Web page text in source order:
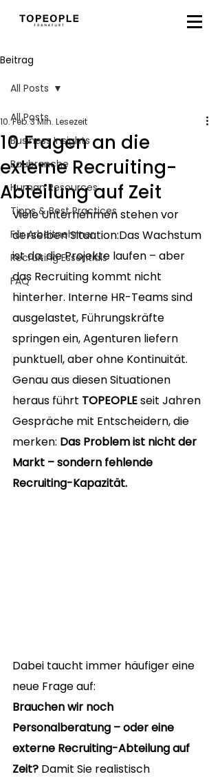
Beitrag
All Posts
Business Insights
Baubranche
Human Resources
Tipps & Best Practices
Für Arbeitnehmer
Recruiting Essentials
FAQ
All Posts
10 Fragen an die
externe Recruiting-
Abteilung auf Zeit
10. Feb.3 Min. Lesezeit
Viele Unternehmen stehen vor
derselben Situation:Das Wachstum
ist da, die Projekte laufen – aber
das Recruiting kommt nicht
hinterher. Interne HR-Teams sind
ausgelastet, Führungskräfte
springen ein, Agenturen liefern
punktuell, aber ohne Kontinuität.
Genau aus diesen Situationen
heraus führt TOPEOPLE seit Jahren
Gespräche mit Entscheidern, die
merken: Das Problem ist nicht der
Markt – sondern fehlende
Recruiting-Kapazität.
Dabei taucht immer häufiger eine
neue Frage auf:
Brauchen wir noch
Personalberatung – oder eine
externe Recruiting-Abteilung auf
Zeit? Damit Sie realistisch